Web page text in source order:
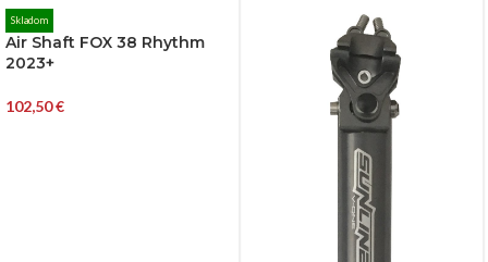
Skladom
Air Shaft FOX 38 Rhythm
2023+
102,50€